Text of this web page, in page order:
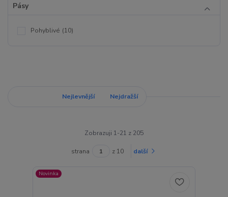
Pásy
Pohyblivé (10)
Nejlevnější Nejdražší
Zobrazuji 1-21 z 205
strana z 10 další
Novinka